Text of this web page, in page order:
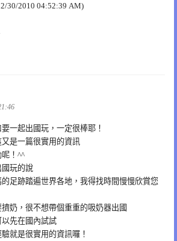
30/2010 04:52:39 AM)
:
一起出國玩，一定很棒耶！
是一篇很實用的資訊
！^^
玩的說
的足跡踏遍世界各地，我得找時間慢慢欣賞您
奶，很不想帶個重重的吸奶器出國
先在國內試試
就是很實用的資訊囉！